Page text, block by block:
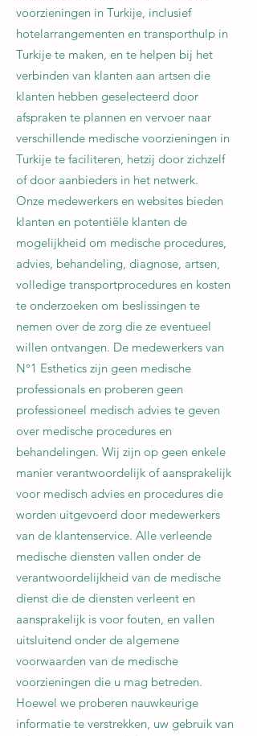
voorzieningen in Turkije, inclusief
hotelarrangementen en transporthulp in
Turkije te maken, en te helpen bij het
verbinden van klanten aan artsen die
klanten hebben geselecteerd door
afspraken te plannen en vervoer naar
verschillende medische voorzieningen in
Turkije te faciliteren, hetzij door zichzelf
of door aanbieders in het netwerk.
Onze medewerkers en websites bieden
klanten en potentiële klanten de
mogelijkheid om medische procedures,
advies, behandeling, diagnose, artsen,
volledige transportprocedures en kosten
te onderzoeken om beslissingen te
nemen over de zorg die ze eventueel
willen ontvangen. De medewerkers van
N°1 Esthetics zijn geen medische
professionals en proberen geen
professioneel medisch advies te geven
over medische procedures en
behandelingen. Wij zijn op geen enkele
manier verantwoordelijk of aansprakelijk
voor medisch advies en procedures die
worden uitgevoerd door medewerkers
van de klantenservice. Alle verleende
medische diensten vallen onder de
verantwoordelijkheid van de medische
dienst die de diensten verleent en
aansprakelijk is voor fouten, en vallen
uitsluitend onder de algemene
voorwaarden van de medische
voorzieningen die u mag betreden.
Hoewel we proberen nauwkeurige
informatie te verstrekken, uw gebruik van